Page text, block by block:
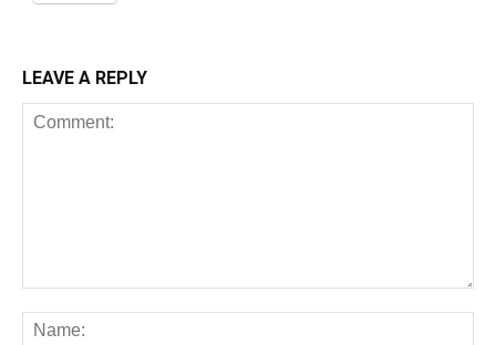
LEAVE A REPLY